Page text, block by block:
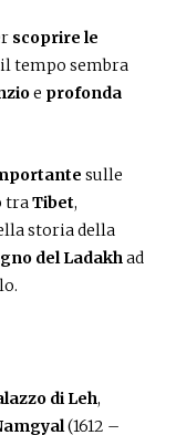
scoprire le
tempo sembra
e profonda
sulle
traTibet,
storia della
del Ladakhad
di Leh,
(1612 –